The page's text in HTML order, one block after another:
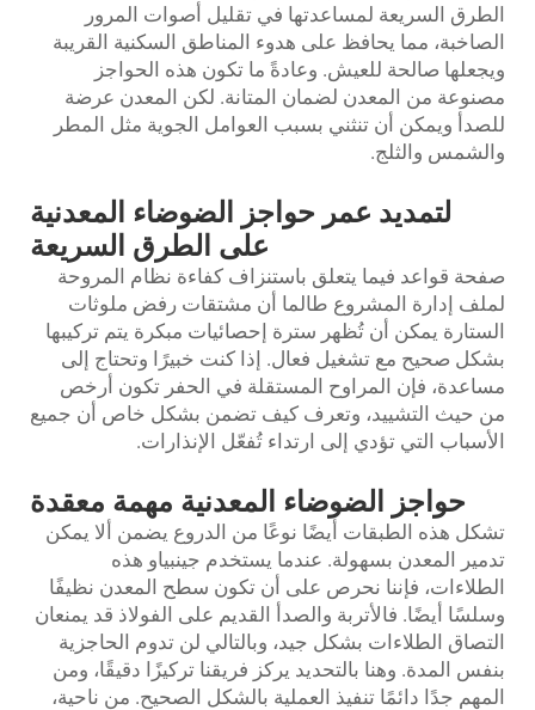
الطرق السريعة لمساعدتها في تقليل أصوات المرور
الصاخبة، مما يحافظ على هدوء المناطق السكنية القريبة
ويجعلها صالحة للعيش. وعادةً ما تكون هذه الحواجز
مصنوعة من المعدن لضمان المتانة. لكن المعدن عرضة
للصدأ ويمكن أن تنثني بسبب العوامل الجوية مثل المطر
والشمس والثلج.
لتمديد عمر حواجز الضوضاء المعدنية
على الطرق السريعة
صفحة قواعد فيما يتعلق باستنزاف كفاءة نظام المروحة
لملف إدارة المشروع طالما أن مشتقات رفض ملوثات
الستارة يمكن أن تُظهر سترة إحصائيات مبكرة يتم تركيبها
بشكل صحيح مع تشغيل فعال. إذا كنت خبيرًا وتحتاج إلى
مساعدة، فإن المراوح المستقلة في الحفر تكون أرخص
من حيث التشييد، وتعرف كيف تضمن بشكل خاص أن جميع
الأسباب التي تؤدي إلى ارتداء تُفعّل الإنذارات.
حواجز الضوضاء المعدنية مهمة معقدة
تشكل هذه الطبقات أيضًا نوعًا من الدروع يضمن ألا يمكن
تدمير المعدن بسهولة. عندما يستخدم جينبياو هذه
الطلاءات، فإننا نحرص على أن تكون سطح المعدن نظيفًا
وسلسًا أيضًا. فالأتربة والصدأ القديم على الفولاذ قد يمنعان
التصاق الطلاءات بشكل جيد، وبالتالي لن تدوم الحاجزية
بنفس المدة. وهنا بالتحديد يركز فريقنا تركيزًا دقيقًا، ومن
المهم جدًا دائمًا تنفيذ العملية بالشكل الصحيح. من ناحية،